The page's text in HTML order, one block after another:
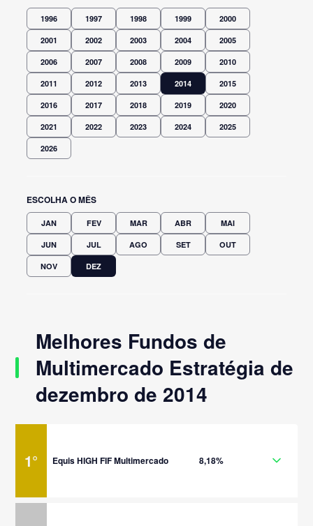
1996 1997 1998 1999 2000
2001 2002 2003 2004 2005
2006 2007 2008 2009 2010
2011 2012 2013 2014 2015
2016 2017 2018 2019 2020
2021 2022 2023 2024 2025
2026
ESCOLHA O MÊS
JAN FEV MAR ABR MAI
JUN JUL AGO SET OUT
NOV DEZ
Melhores Fundos de
Multimercado Estratégia de
dezembro de 2014
1° Equis HIGH FIF Multimercado 8,18%